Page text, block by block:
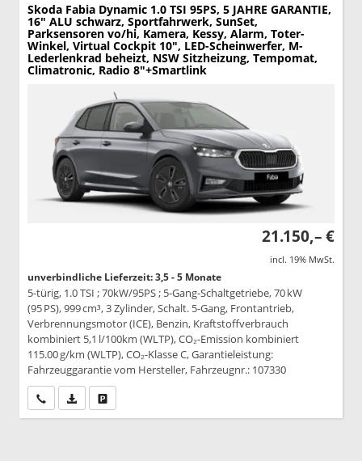
Skoda Fabia Dynamic 1.0 TSI 95PS, 5 JAHRE GARANTIE,
16" ALU schwarz, Sportfahrwerk, SunSet,
Parksensoren vo/hi, Kamera, Kessy, Alarm, Toter-
Winkel, Virtual Cockpit 10", LED-Scheinwerfer, M-
Lederlenkrad beheizt, NSW Sitzheizung, Tempomat,
Climatronic, Radio 8"+Smartlink
21.150,– €
incl. 19% MwSt.
unverbindliche Lieferzeit: 3,5 - 5 Monate
5-türig, 1.0 TSI ; 70kW/95PS ; 5-Gang-Schaltgetriebe, 70 kW
(95 PS), 999 cm³, 3 Zylinder, Schalt. 5-Gang, Frontantrieb,
Verbrennungsmotor (ICE), Benzin, Kraftstoffverbrauch
kombiniert 5,1 l/100km (WLTP), CO₂-Emission kombiniert
115.00 g/km (WLTP), CO₂-Klasse C, Garantieleistung:
Fahrzeuggarantie vom Hersteller, Fahrzeugnr.: 107330
Wir rufen Sie anPDF-Datei, Fahrzeugexposé drucken